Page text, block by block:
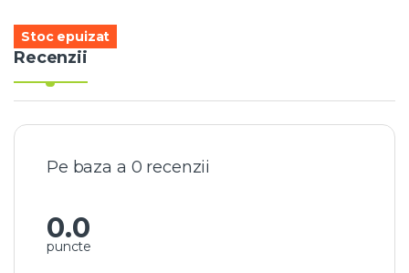
Stoc epuizat
Recenzii
Pe baza a 0 recenzii
0.0
puncte